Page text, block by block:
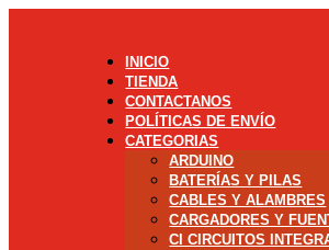
INICIO
TIENDA
CONTACTANOS
POLÍTICAS DE ENVÍO
CATEGORIAS
ARDUINO
BATERÍAS Y PILAS
CABLES Y ALAMBRES
CARGADORES Y
CI CIRCUITOS